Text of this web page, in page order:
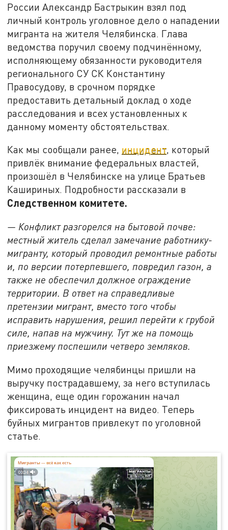
России Александр Бастрыкин взял под
личный контроль уголовное дело о нападении
мигранта на жителя Челябинска. Глава
ведомства поручил своему подчинённому,
исполняющему обязанности руководителя
регионального СУ СК Константину
Правосудову, в срочном порядке
предоставить детальный доклад о ходе
расследования и всех установленных к
данному моменту обстоятельствах.
Как мы сообщали ранее, инцидент, который
привлёк внимание федеральных властей,
произошёл в Челябинске на улице Братьев
Кашириных. Подробности рассказали в
Следственном комитете.
— Конфликт разгорелся на бытовой почве:
местный житель сделал замечание работнику-
мигранту, который проводил ремонтные работы
и, по версии потерпевшего, повредил газон, а
также не обеспечил должное ограждение
территории. В ответ на справедливые
претензии мигрант, вместо того чтобы
исправить нарушения, решил перейти к грубой
силе, напав на мужчину. Тут же на помощь
приезжему поспешили четверо земляков.
Мимо проходящие челябинцы пришли на
выручку пострадавшему, за него вступилась
женщина, еще один горожанин начал
фиксировать инцидент на видео. Теперь
буйных мигрантов привлекут по уголовной
статье.